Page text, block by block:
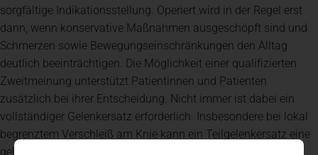
sorgfältige Indikationsstellung. Operiert wird in der Regel erst
dann, wenn konservative Maßnahmen ausgeschöpft sind und
Schmerzen sowie Bewegungseinschränkungen den Alltag
deutlich beeinträchtigen. Die Möglichkeit einer qualifizierten
Zweitmeinung unterstützt Patientinnen und Patienten
zusätzlich bei ihrer Entscheidung. Nicht immer ist dabei ein
vollständiger Gelenkersatz erforderlich. Insbesondere bei lokal
begrenztem Verschleiß am Knie kann ein Teilgelenkersatz eine
gelenkerhaltendere Alternative darstellen und – bei